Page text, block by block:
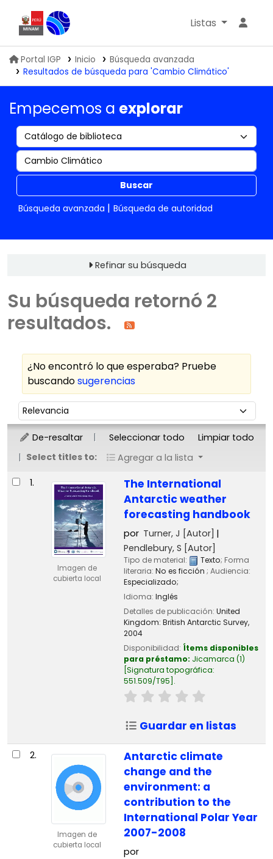
Biblioteca IGP
Listas
Portal IGP Inicio
Búsqueda avanzada
Resultados de búsqueda para 'Cambio Climático'
Empecemos a explorar
Buscar
Búsqueda avanzada
Búsqueda de autoridad
Refinar su búsqueda
Su búsqueda retornó 2
resultados.
¿No encontró lo que esperaba? Pruebe
buscandosugerencias
Ordenar
Ordenar por:
De-resaltar Seleccionar todo
Limpiar todo
Select titles to:
Agregar a la lista
Resultados
1.
Imagen de
cubierta local
The International
Antarctic weather
forecasting handbook
por Turner, J [Autor]
Pendlebury, S [Autor]
Tipo de material: Texto; Forma
literaria: No es ficción ; Audiencia:
Especializado;
Idioma: Inglés
Detalles de publicación: United
Kingdom: British Antarctic Survey,
2004
Disponibilidad: Ítems disponibles
para préstamo: Jicamarca (1)
Signatura topográfica:
551.509/T95 .
Guardar en listas
2.
Imagen de
cubierta local
Antarctic climate
change and the
environment: a
contribution to the
International Polar Year
2007-2008
por